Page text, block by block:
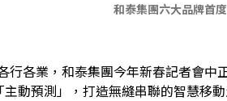
和泰集團六大品牌首
各業，和泰集團今年新春記者會中
動預測」，打造無縫串聯的智慧移